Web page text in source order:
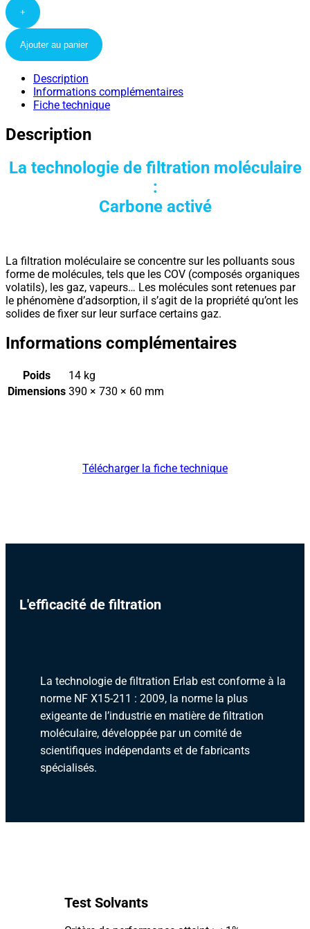
+
Ajouter au panier
Description
Informations complémentaires
Fiche technique
Description
La technologie de filtration moléculaire
:
Carbone activé
La filtration moléculaire se concentre sur les polluants sous
forme de molécules, tels que les COV (composés organiques
volatils), les gaz, vapeurs… Les molécules sont retenues par
le phénomène d’adsorption, il s’agit de la propriété qu’ont les
solides de fixer sur leur surface certains gaz.
Informations complémentaires
Poids
14 kg
Dimensions 390 × 730 × 60 mm
Télécharger la fiche technique
L'efficacité de filtration
La technologie de filtration Erlab est conforme à la
norme NF X15-211 : 2009, la norme la plus
exigeante de l’industrie en matière de filtration
moléculaire, développée par un comité de
scientifiques indépendants et de fabricants
spécialisés.
Test Solvants